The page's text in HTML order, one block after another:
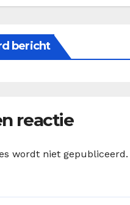
bericht
reactie
wordt niet gepubliceerd.